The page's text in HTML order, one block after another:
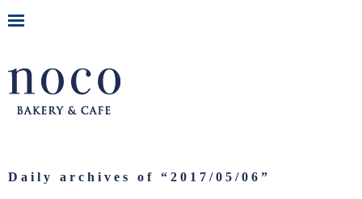
Daily archives of “ 2017/05/06 ”